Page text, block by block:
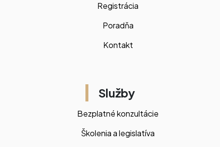
Registrácia
Poradňa
Kontakt
Služby
Bezplatné konzultácie
Školenia a legislatíva